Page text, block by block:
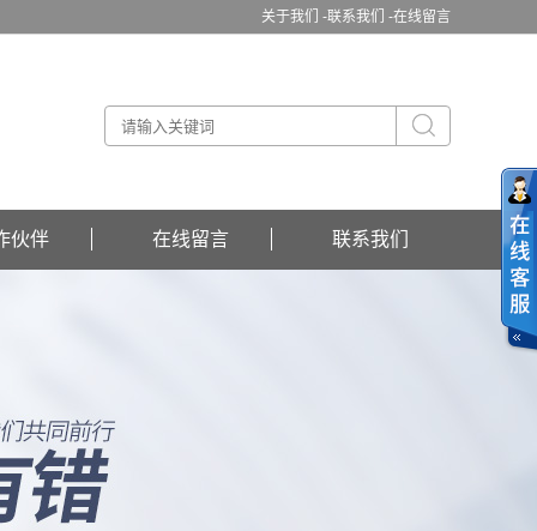
关于我们 -联系我们 -在线留言
伙伴 在线留言 联系我们